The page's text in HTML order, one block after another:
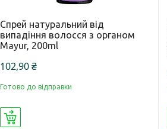
Спрей натуральний від
випадіння волосся з органом
Mayur, 200ml
102,90 ₴
Готово до відправки